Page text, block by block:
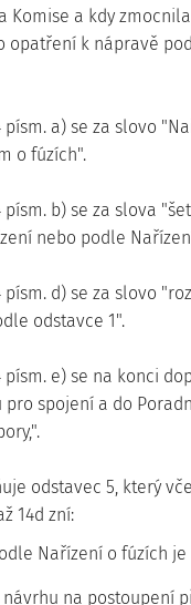
Komise a kdy
opatření k nápravě
písm. a) se za slovo
o fúzích".
písm. b) se za slova
nebo podle
písm. d) se za slovo
odstavce 1".
písm. e) se na konci
pro spojení a do
odstavec 5, který
14d zní:
Nařízení o fúzích
na postoupení